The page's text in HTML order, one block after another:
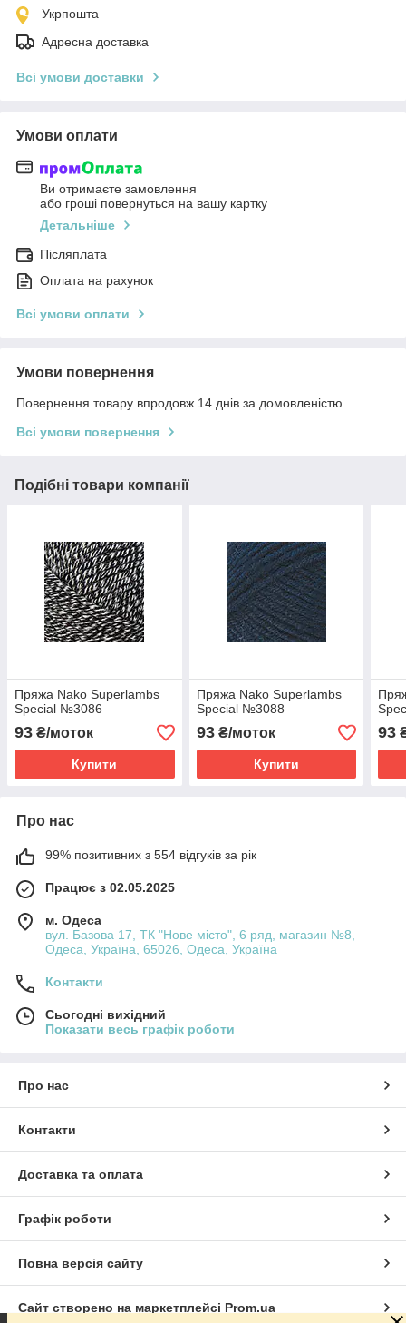
Укрпошта
Адресна доставка
Всі умови доставки
Умови оплати
Ви отримаєте замовлення
або гроші повернуться на вашу картку
Детальніше
Післяплата
Оплата на рахунок
Всі умови оплати
Умови повернення
Повернення товару впродовж 14 днів за домовленістю
Всі умови повернення
Подібні товари компанії
Пряжа Nako Superlambs
Special №3086
93 ₴/моток
Купити
Пряжа Nako Superlambs
Special №3088
93₴/моток
Купити
93
Про нас
99% позитивних з 554 відгуків за рік
Працює з 02.05.2025
м. Одеса
вул. Базова 17, ТК "Нове місто", 6 ряд, магазин №8,
Одеса, Україна, 65026, Одеса, Україна
Контакти
Сьогодні вихідний
Показати весь графік роботи
Про нас
Контакти
Доставка та оплата
Графік роботи
Повна версія сайту
Сайт створено на маркетплейсі Prom.ua